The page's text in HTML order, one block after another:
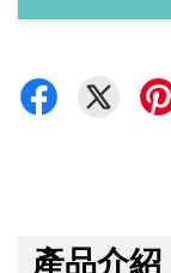
產品介紹